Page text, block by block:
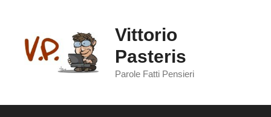
contenuto
Vittorio
Pasteris
Parole Fatti Pensieri